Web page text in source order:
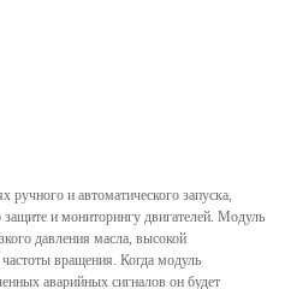
ручного и автоматического запуска,
и мониторингу двигателей. Модуль
давления масла, высокой
вращения. Когда модуль
аварийных сигналов он будет